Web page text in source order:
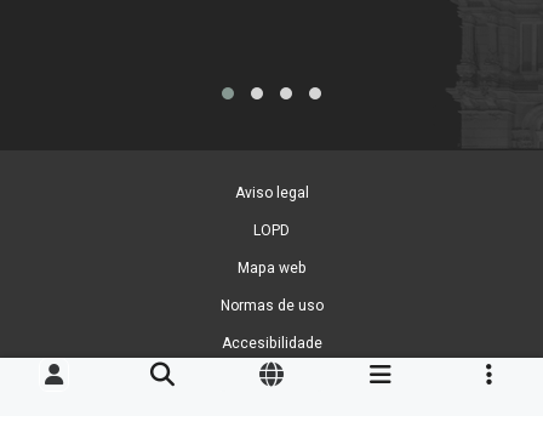
Aviso legal
LOPD
Mapa web
Normas de uso
Accesibilidade
Xestión de cookies